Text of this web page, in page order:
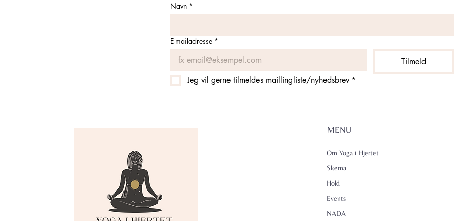
Navn *
E-mailadresse *
Tilmeld
Jeg vil gerne tilmeldes maillingliste/nyhedsbrev *
MENU
Om Yoga i Hjertet
Skema
Hold
Events
NADA